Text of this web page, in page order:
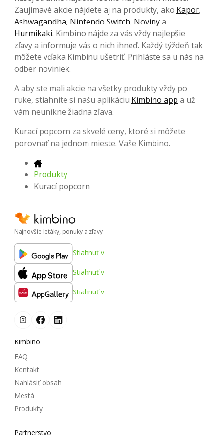
Zaujímavé akcie nájdete aj na produkty, ako Kapor,
Ashwagandha, Nintendo Switch, Novinya
Hurmikaki. Kimbino nájde za vás vždy najlepšie
zľavy a informuje vás o nich ihneď. Každý týždeň tak
môžete vďaka Kimbinu ušetriť. Prihláste sa u nás na
odber noviniek.
A aby ste mali akcie na všetky produkty vždy po
ruke, stiahnite si našu aplikáciu Kimbino app a už
vám neunikne žiadna zľava.
Kurací popcorn za skvelé ceny, ktoré si môžete
porovnať na jednom mieste. Vaše Kimbino.
Produkty
Kurací popcorn
Najnovšie letáky, ponuky a zľavy
Stiahnuť v
Stiahnuť v
Stiahnuť v
Kimbino
FAQ
Kontakt
Nahlásiť obsah
Mestá
Produkty
Partnerstvo